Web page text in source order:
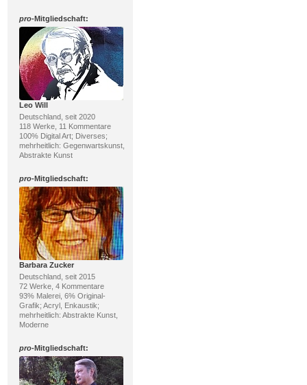
pro-Mitgliedschaft:
Leo Will
Deutschland, seit 2020
118 Werke, 11 Kommentare
100% Digital Art; Diverses;
mehrheitlich: Gegenwartskunst,
Abstrakte Kunst
pro-Mitgliedschaft:
Barbara Zucker
Deutschland, seit 2015
72 Werke, 4 Kommentare
93% Malerei, 6% Original-
Grafik; Acryl, Enkaustik;
mehrheitlich: Abstrakte Kunst,
Moderne
pro-Mitgliedschaft: